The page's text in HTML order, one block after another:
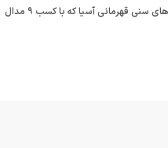
مسابقات رده‌های سنی قهرمانی آسیا که با کسب ۹ مدال